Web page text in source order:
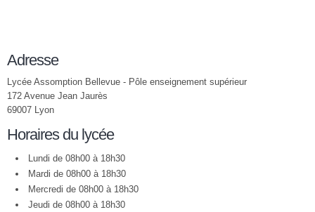
Adresse
Lycée Assomption Bellevue - Pôle enseignement supérieur
172 Avenue Jean Jaurès
69007 Lyon
Horaires du lycée
Lundi de 08h00 à 18h30
Mardi de 08h00 à 18h30
Mercredi de 08h00 à 18h30
Jeudi de 08h00 à 18h30